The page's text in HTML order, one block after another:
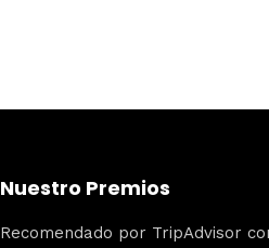
Nuestro Premios
Recomendado por TripAdvisor